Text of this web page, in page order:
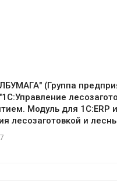
(Группа
Модуль для 1С:ERP
лесозаготовкой и